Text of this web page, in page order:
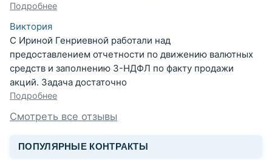
Подробнее
Виктория
С Ириной Генриевной работали над
предоставлением отчетности по движению валютных
средств и заполнению 3-НДФЛ по факту продажи
акций. Задача достаточно
Подробнее
Смотреть все отзывы
ПОПУЛЯРНЫЕ КОНТРАКТЫ